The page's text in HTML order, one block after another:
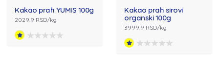
Kakao prah YUMIS 100g
2029.9 RSD/kg
Kakao prah sirovi
organski 100g
3999.9 RSD/kg